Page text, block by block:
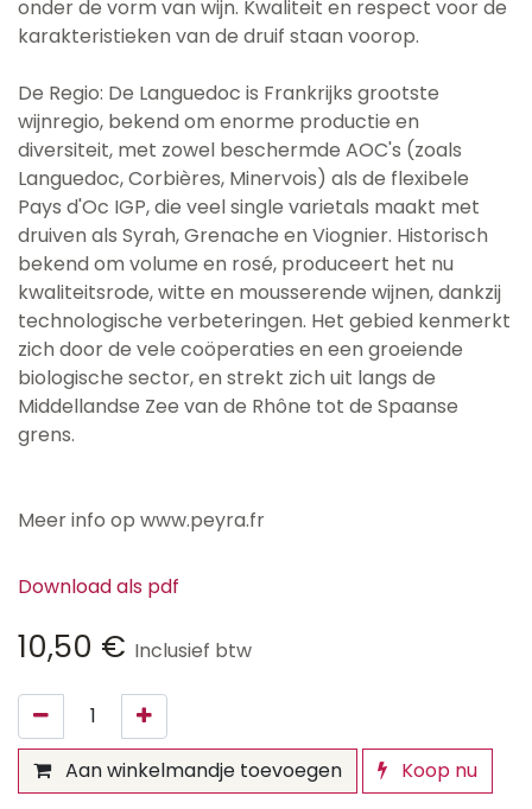
onder de vorm van wijn. Kwaliteit en respect voor de
karakteristieken van de druif staan voorop.
De Regio: De Languedoc is Frankrijks grootste
wijnregio, bekend om enorme productie en
diversiteit, met zowel beschermde AOC's (zoals
Languedoc, Corbières, Minervois) als de flexibele
Pays d'Oc IGP, die veel single varietals maakt met
druiven als Syrah, Grenache en Viognier. Historisch
bekend om volume en rosé, produceert het nu
kwaliteitsrode, witte en mousserende wijnen, dankzij
technologische verbeteringen. Het gebied kenmerkt
zich door de vele coöperaties en een groeiende
biologische sector, en strekt zich uit langs de
Middellandse Zee van de Rhône tot de Spaanse
grens.
Meer info op www.peyra.fr
Download als pdf
10,50 € Inclusief btw
Aan winkelmandje toevoegen
Koop nu